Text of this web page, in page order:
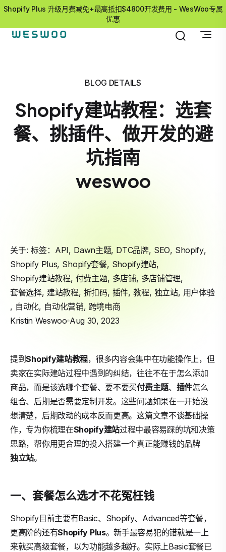
Shopify Plus 升级月费减免+最高抵扣$4800开发费用 - WesWoo专属
优惠
BLOG DETAILS
Shopify建站教程：选套
餐、挑插件、做开发的避
坑指南
weswoo
关于: 标签： API, Dawn主题, DTC品牌, SEO, Shopify,
Shopify Plus, Shopify套餐, Shopify建站,
Shopify建站教程, 付费主题, 多店铺, 多店铺管理,
套餐选择, 建站教程, 折扣码, 插件,教程, 独立站, 用户体验
, 自动化, 自动化营销, 跨境电商
Kristin Weswoo Aug 30, 2023
提到Shopify建站教程，很多内容会集中在功能操作上，但
卖家在实际建站过程中遇到的纠结，往往不在于怎么添加
商品，而是该选哪个套餐、要不要买付费主题、 插件怎么
组合、后期是否需要定制开发。这些问题如果在一开始没
想清楚，后期改动的成本反而更高。这篇文章不谈基础操
作，专为你梳理在Shopify建站过程中最容易踩的坑和决策
思路，帮你用更合理的投入搭建一个真正能赚钱的品牌
独立站。
一、套餐怎么选才不花冤枉钱
Shopify目前主要有Basic、Shopify、Advanced等套餐，
更高阶的还有Shopify Plus。新手最容易犯的错就是一上
来就买高级套餐，以为功能越多越好。实际上Basic套餐已